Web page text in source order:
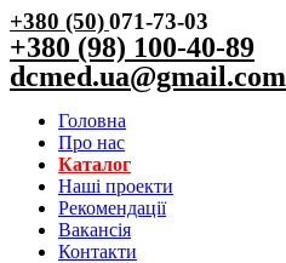
+380 (50)071-73-03
+380 (98) 100-40-89
dcmed.ua@gmail.com
Головна
Про нас
Каталог
Нашi проекти
Рекомендації
Вакансiя
Контакти